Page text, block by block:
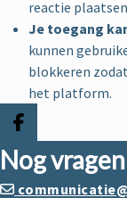
reactie
Je toegang
kunnen
blokkeren
het platform.
Deel op
Nog